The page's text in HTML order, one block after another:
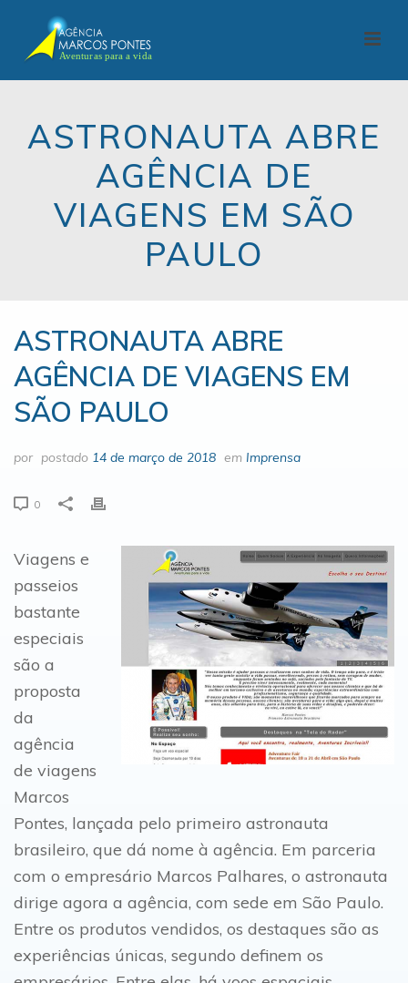
ASTRONAUTA ABRE
AGÊNCIA DE
VIAGENS EM SÃO
PAULO
ASTRONAUTA ABRE
AGÊNCIA DE VIAGENS EM
SÃO PAULO
por postado 14 de março de 2018 em Imprensa
0
Viagens e
passeios
bastante
especiais
são a
proposta
da
agência
de viagens
Marcos
Pontes, lançada pelo primeiro astronauta
brasileiro, que dá nome à agência. Em parceria
com o empresário Marcos Palhares, o astronauta
dirige agora a agência, com sede em São Paulo.
Entre os produtos vendidos, os destaques são as
experiências únicas, segundo definem os